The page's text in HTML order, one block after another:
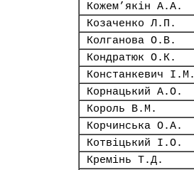
Кожем’якін А.А.
Козаченко Л.П.
Колганова О.В.
Кондратюк О.К.
Констанкевич І.М.
Корнацький А.О.
Король В.М.
Корчинська О.А.
Котвіцький І.О.
Кремінь Т.Д.